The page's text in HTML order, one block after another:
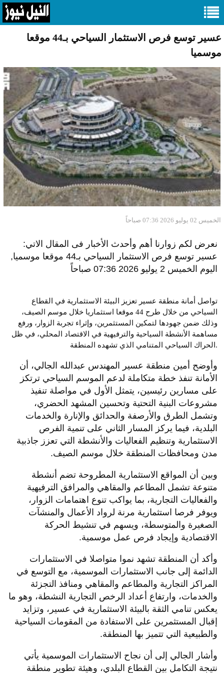
عسير توسع فرص الاستثمار السياحي بـ44 موقعا
موسميا
الخميس 02 يوليو 2026 07:36 صباحاً
نعرض لكم زوارنا أهم وأحدث الأخبار فى المقال الاتي:
عسير توسع فرص الاستثمار السياحي بـ44 موقعا موسميا,
اليوم الخميس 2 يوليو 2026 07:36 صباحاً
تواصل أمانة منطقة عسير تعزيز البيئة الاستثمارية في القطاع
السياحي من خلال طرح 44 موقعا استثماريا خلال موسم الصيف،
وذلك ضمن جهودها لتمكين المستثمرين، وإثراء تجربة الزوار، ورفع
مساهمة الأنشطة السياحية والترفيهية في الاقتصاد المحلي، في ظل
الحراك السياحي المتنامي الذي تشهده المنطقة.
وأوضح أمين منطقة عسير المهندس عبدالله الجالي، أن
الأمانة تنفذ خطة متكاملة لدعم الموسم السياحي ترتكز
على مسارين رئيسين، يتمثل الأول في مواصلة تنفيذ
مشروعات البنية التحتية وتحسين المشهد الحضري،
وتشمل الطرق والأرصفة والحدائق والإنارة والخدمات
البلدية، فيما يركز المسار الثاني على تنمية الفرص
الاستثمارية وتنظيم الفعاليات والأنشطة التي تعزز جاذبية
مدن ومحافظات المنطقة خلال موسم الصيف.
وبين أن المواقع الاستثمارية المطروحة تضم أنشطة
متنوعة تشمل المطاعم والمقاهي والمرافق الترفيهية
والفعاليات التجارية، بما يواكب تنوع اهتمامات الزوار،
ويوفر فرصا استثمارية مرنة لرواد الأعمال والمنشآت
الصغيرة والمتوسطة، ويسهم في تنشيط الحركة
الاقتصادية وإيجاد فرص عمل موسمية.
وأكد أن المنطقة تشهد نموا متواصلا في الاستثمارات
الدائمة إلى جانب الاستثمارات الموسمية، مع التوسع في
المراكز التجارية والمطاعم والمقاهي ومنافذ التجزئة
والخدمات، وارتفاع أعداد الرخص التجارية النشطة، وهو ما
يعكس تنامي الثقة بالبيئة الاستثمارية في عسير، وتزايد
إقبال المستثمرين على الاستفادة من المقومات السياحية
والطبيعية التي تتميز بها المنطقة.
وأشار الجالي إلى أن نجاح الاستثمارات الموسمية يأتي
نتيجة التكامل بين القطاع البلدي، وهيئة تطوير منطقة